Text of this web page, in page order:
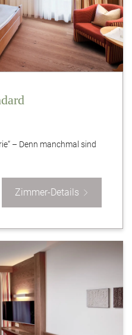
– Denn manchmal sind
Zimmer-Details